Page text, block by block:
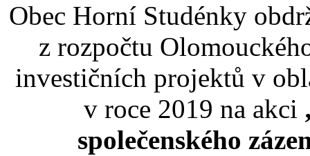
Obec Horní Studénky
z rozpočtu
investičních projektů v
v roce 2019 na akci
společenského